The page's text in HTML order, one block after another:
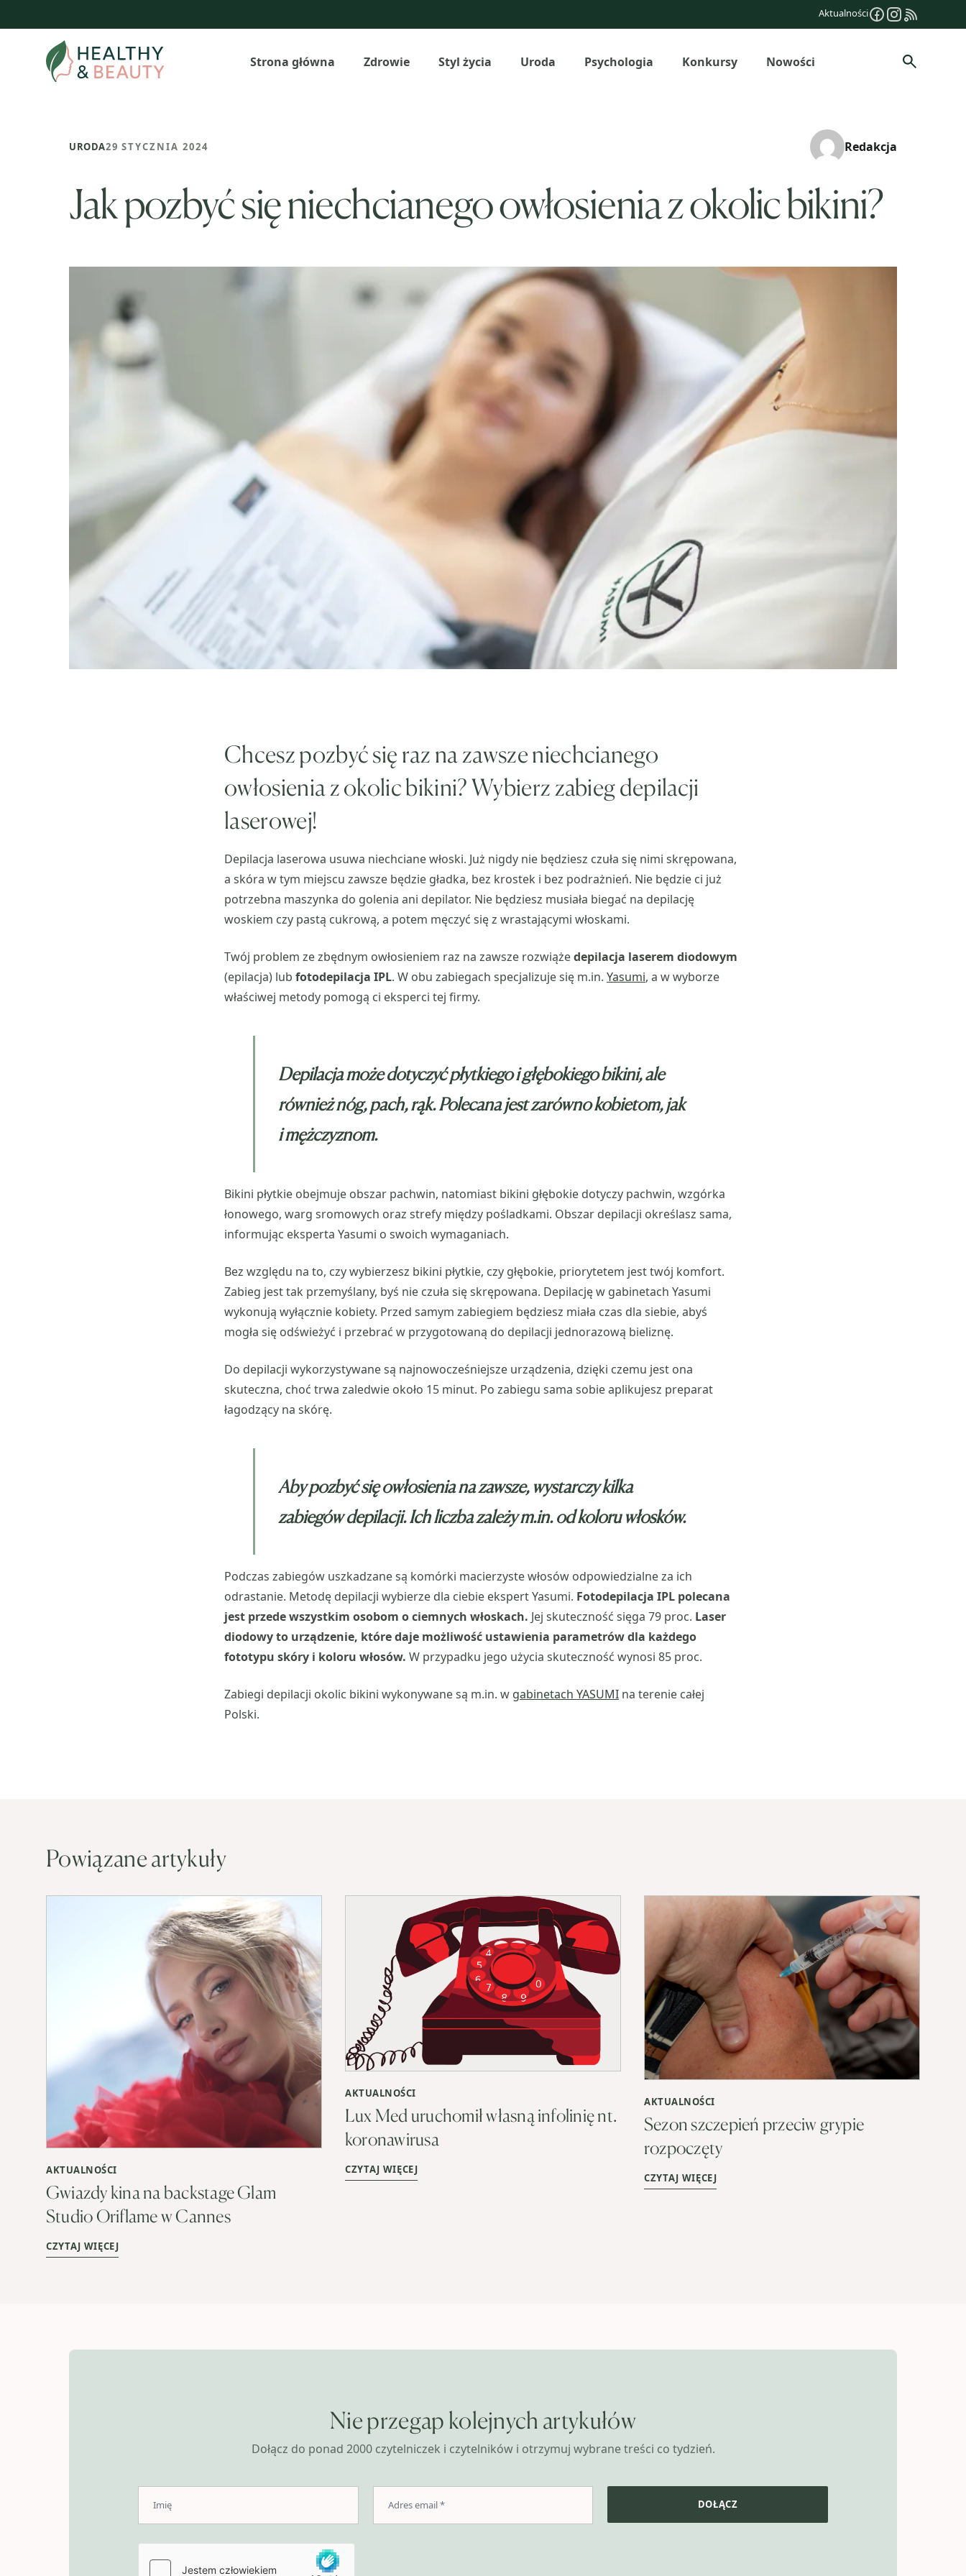
do
Aktualności
Strona główna Zdrowie Styl życia Uroda Psychologia Konkursy Nowości Szukaj
URODA29 STYCZNIA 2024 Redakcja
Jak pozbyć się niechcianego owłosienia z okolic bikini?
Chcesz pozbyć się raz na zawsze niechcianego
owłosienia z okolic bikini? Wybierz zabieg depilacji
laserowej!
Depilacja laserowa usuwa niechciane włoski. Już nigdy nie będziesz czuła się nimi skrępowana,
a skóra w tym miejscu zawsze będzie gładka, bez krostek i bez podrażnień. Nie będzie ci już
potrzebna maszynka do golenia ani depilator. Nie będziesz musiała biegać na depilację
woskiem czy pastą cukrową, a potem męczyć się z wrastającymi włoskami.
Twój problem ze zbędnym owłosieniem raz na zawsze rozwiążedepilacja laserem diodowym
(epilacja) lub fotodepilacja IPL. W obu zabiegach specjalizuje się m.in. Yasumi, a w wyborze
właściwej metody pomogą ci eksperci tej firmy.
Depilacja może dotyczyć płytkiego i głębokiego bikini, ale
również nóg, pach, rąk. Polecana jest zarówno kobietom, jak
i mężczyznom.
Bikini płytkie obejmuje obszar pachwin, natomiast bikini głębokie dotyczy pachwin, wzgórka
łonowego, warg sromowych oraz strefy między pośladkami. Obszar depilacji określasz sama,
informując eksperta Yasumi o swoich wymaganiach.
Bez względu na to, czy wybierzesz bikini płytkie, czy głębokie, priorytetem jest twój komfort.
Zabieg jest tak przemyślany, byś nie czuła się skrępowana. Depilację w gabinetach Yasumi
wykonują wyłącznie kobiety. Przed samym zabiegiem będziesz miała czas dla siebie, abyś
mogła się odświeżyć i przebrać w przygotowaną do depilacji jednorazową bieliznę.
Do depilacji wykorzystywane są najnowocześniejsze urządzenia, dzięki czemu jest ona
skuteczna, choć trwa zaledwie około 15 minut. Po zabiegu sama sobie aplikujesz preparat
łagodzący na skórę.
Aby pozbyć się owłosienia na zawsze, wystarczy kilka
zabiegów depilacji. Ich liczba zależy m.in. od koloru włosków.
Podczas zabiegów uszkadzane są komórki macierzyste włosów odpowiedzialne za ich
odrastanie. Metodę depilacji wybierze dla ciebie ekspert Yasumi. Fotodepilacja IPL polecana
jest przede wszystkim osobom o ciemnych włoskach. Jej skuteczność sięga 79 proc. Laser
diodowy to urządzenie, które daje możliwość ustawienia parametrów dla każdego
fototypu skóry i koloru włosów. W przypadku jego użycia skuteczność wynosi 85 proc.
Zabiegi depilacji okolic bikini wykonywane są m.in. w gabinetach YASUMI na terenie całej
Polski.
Powiązane artykuły
AKTUALNOŚCI
Gwiazdy kina na backstage Glam
Studio Oriflame w Cannes
CZYTAJ WIĘCEJ
AKTUALNOŚCI
Lux Med uruchomił własną infolinię nt.
koronawirusa
CZYTAJ WIĘCEJ
AKTUALNOŚCI
Sezon szczepień przeciw grypie
rozpoczęty
CZYTAJ WIĘCEJ
Nie przegap kolejnych artykułów
Dołącz do ponad 2000 czytelniczek i czytelników i otrzymuj wybrane treści co tydzień.